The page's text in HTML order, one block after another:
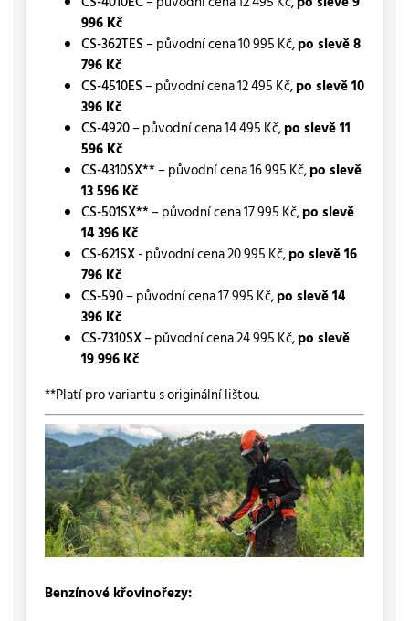
996 Kč
CS-362TES– původní cena 10 995 Kč,po slevě 8
796 Kč
CS-4510ES– původní cena 12 495 Kč,po slevě 10
396 Kč
CS-4920– původní cena 14 495 Kč,po slevě 11
596 Kč
CS-4310SX**– původní cena 16 995 Kč,po slevě
13 596 Kč
CS-501SX**– původní cena 17 995 Kč,po slevě
14 396 Kč
CS-621SX- původní cena 20 995 Kč,po slevě 16
796 Kč
CS-590– původní cena 17 995 Kč,po slevě 14
396 Kč
CS-7310SX– původní cena 24 995 Kč,po slevě
19 996 Kč
**Platí pro variantu s originální lištou.
Benzínové křovinořezy: